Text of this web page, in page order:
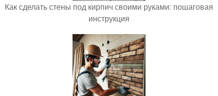
Как сделать стены под кирпич своими руками: пошаговая
инструкция